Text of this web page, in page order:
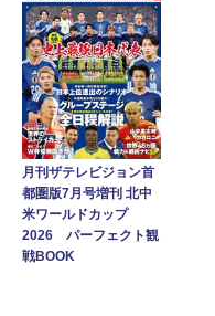
月刊ザテレビジョン首
都圏版7月号増刊 北中
米ワールドカップ
2026 パーフェクト観
戦BOOK